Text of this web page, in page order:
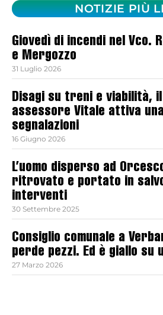
NOTIZIE PIÙ
Giovedì di incendi nel Vco.
e Mergozzo
31 Luglio 2026
Disagi su treni e viabilità,
assessore Vitale attiva
segnalazioni
16 Giugno 2026
L’uomo disperso ad
ritrovato e portato in
interventi
30 Settembre 2025
Consiglio comunale a
perde pezzi. Ed è giallo su
27 Marzo 2026